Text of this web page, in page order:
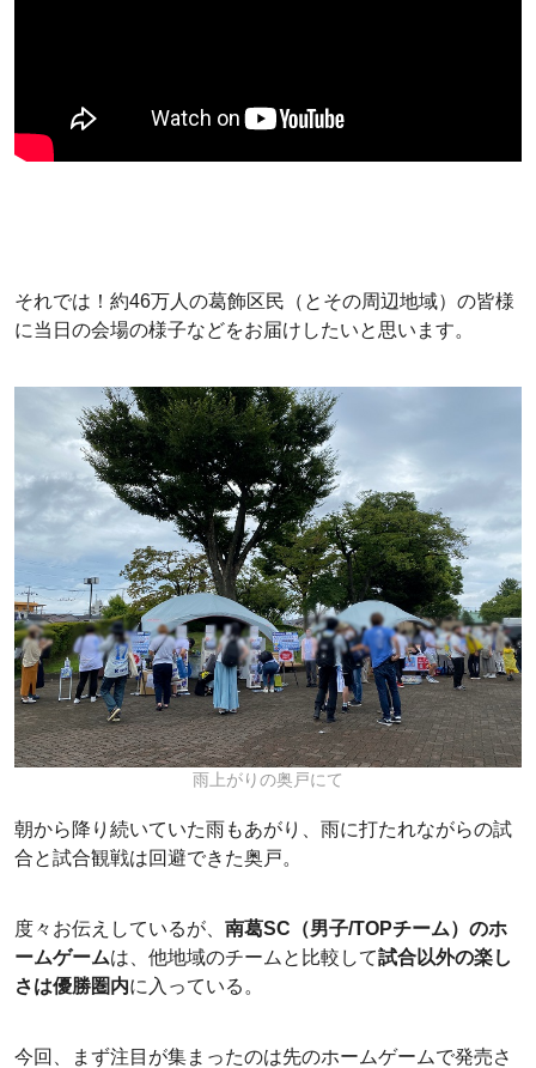
それでは！約46万人の葛飾区民（とその周辺地域）の皆様
に当日の会場の様子などをお届けしたいと思います。
雨上がりの奥戸にて
朝から降り続いていた雨もあがり、雨に打たれながらの試
合と試合観戦は回避できた奥戸。
度々お伝えしているが、 南葛SC（男子/TOPチーム）のホ
ームゲームは、他地域のチームと比較して試合以外の楽し
さは優勝圏内に入っている。
今回、まず注目が集まったのは先のホームゲームで発売さ